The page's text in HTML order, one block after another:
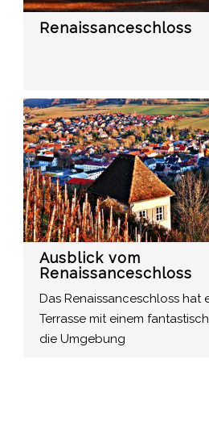
Renaissanceschloss
Ausblick vom
Renaissanceschloss
Das Renaissanceschloss hat
Terrasse mit einem
die Umgebung